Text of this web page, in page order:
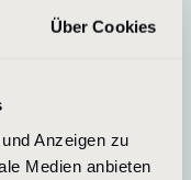
Über Cookies
Anzeigen zu
Medien anbieten
2022.